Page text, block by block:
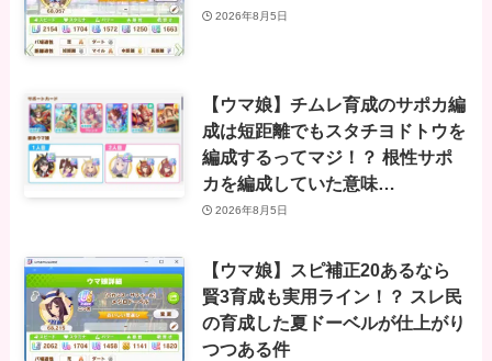
2026年8月5日
【ウマ娘】チムレ育成のサポカ編
成は短距離でもスタチヨドトウを
編成するってマジ！？ 根性サポ
カを編成していた意味…
2026年8月5日
【ウマ娘】スピ補正20あるなら
賢3育成も実用ライン！？ スレ民
の育成した夏ドーベルが仕上がり
つつある件